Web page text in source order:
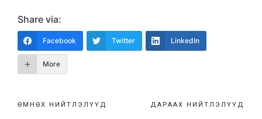
Share via:
Facebook Twitter LinkedIn
More
Post
ӨМНӨХ НИЙТЛЭЛҮҮД ДАРААХ НИЙТЛЭЛҮҮД